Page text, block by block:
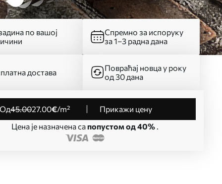
по вашој
Спремно за испоруку
за 1–3 радна дана
достава
Повраћај новца у року
од 30 дана
од45.0027.00€/m²
Прикажи цену
Цена је назначена са попустом од 40%.